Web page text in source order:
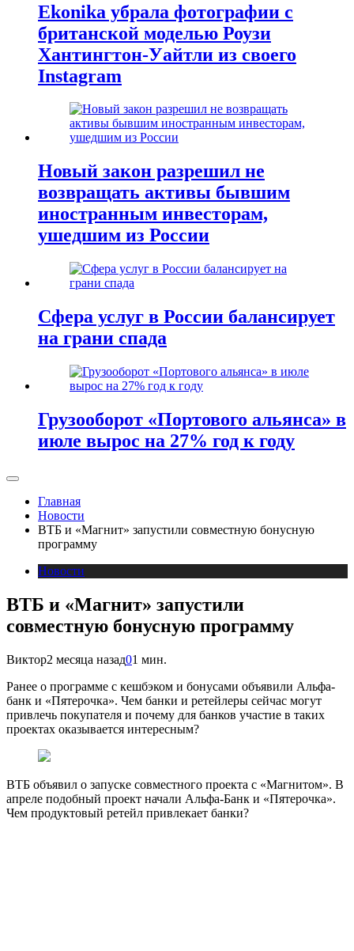
Ekonika убрала фотографии с
британской моделью Роузи
Хантингтон-Уайтли из своего
Instagram
Новый закон разрешил не
возвращать активы бывшим
иностранным инвесторам,
ушедшим из России
Сфера услуг в России балансирует
на грани спада
Грузооборот «Портового альянса» в
июле вырос на 27% год к году
Главная
Новости
ВТБ и «Магнит» запустили совместную бонусную
программу
Новости
ВТБ и «Магнит» запустили
совместную бонусную программу
Виктор2 месяца назад01 мин.
Ранее о программе с кешбэком и бонусами объявили Альфа-
банк и «Пятерочка». Чем банки и ретейлеры сейчас могут
привлечь покупателя и почему для банков участие в таких
проектах оказывается интересным?
ВТБ объявил о запуске совместного проекта с «Магнитом». В
апреле подобный проект начали Альфа-Банк и «Пятерочка».
Чем продуктовый ретейл привлекает банки?